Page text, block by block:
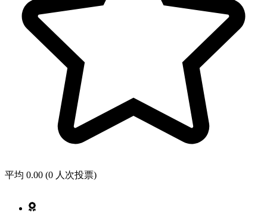
平均 0.00 (0 人次投票)